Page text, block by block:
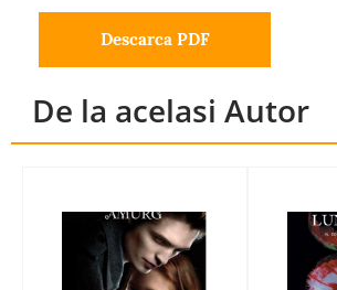
Descarca PDF
De la acelasi Autor